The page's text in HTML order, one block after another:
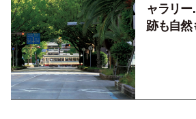
ャラリ
跡も自然